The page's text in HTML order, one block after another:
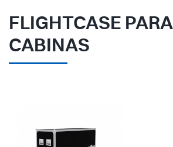
FLIGHTCASE PARA
CABINAS